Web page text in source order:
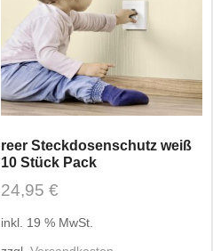
reer Steckdosenschutz weiß
10 Stück Pack
24,95 €
inkl. 19 % MwSt.